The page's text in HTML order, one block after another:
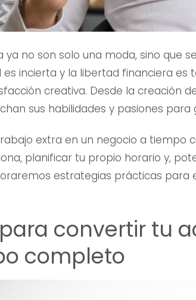
ya no son solo una moda, sino que
incierta y la libertad financiera
creativa. Desde la creación
sus habilidades y pasiones
extra en un negocio a
planificar tu propio horario y,
estrategias prácticas
convertir tu
completo